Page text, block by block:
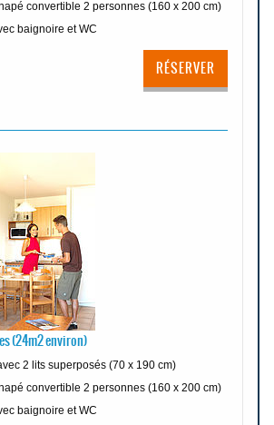
convertible 2 personnes (160 x 200 cm)
baignoire et WC
RÉSERVER
(24m2 environ)
2 lits superposés (70 x 190 cm)
convertible 2 personnes (160 x 200 cm)
baignoire et WC